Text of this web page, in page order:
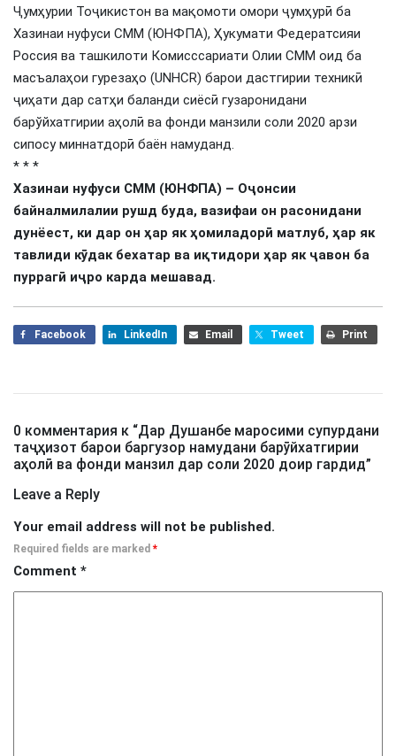
Ҷумҳурии Тоҷикистон ва мақомоти омори ҷумҳурӣ ба
Хазинаи нуфуси СММ (ЮНФПА), Ҳукумати Федератсияи
Россия ва ташкилоти Комисссариати Олии СММ оид ба
масъалаҳои гурезаҳо (UNHCR) барои дастгирии техникӣ
ҷиҳати дар сатҳи баланди сиёсӣ гузаронидани
барўйхатгирии аҳолӣ ва фонди манзили соли 2020 арзи
сипосу миннатдорӣ баён намуданд.
* * *
Хазинаи нуфуси СММ (ЮНФПА) – Оҷонсии
байналмилалии рушд буда, вазифаи он расонидани
дунёест, ки дар он ҳар як ҳомиладорӣ матлуб, ҳар як
тавлиди кӯдак бехатар ва иқтидори ҳар як ҷавон ба
пуррагӣ иҷро карда мешавад.
Facebook LinkedIn Email Tweet Print
0 комментария к “Дар Душанбе маросими супурдани
таҷҳизот барои баргузор намудани барӯйхатгирии
аҳолӣ ва фонди манзил дар соли 2020 доир гардид”
Leave a Reply
Your email address will not be published.
Required fields are marked *
Comment *